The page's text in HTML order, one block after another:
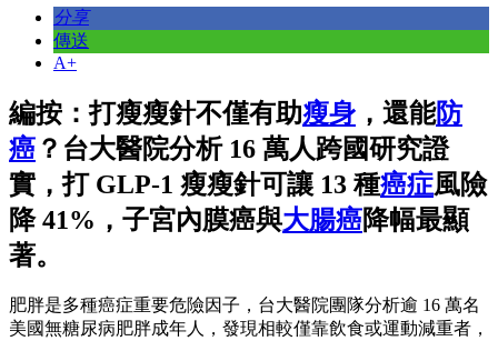
分享
傳送
A+
編按：打瘦瘦針不僅有助瘦身 ，還能防
癌 ？台大醫院分析 16 萬人跨國研究證
實，打 GLP-1 瘦瘦針可讓 13 種癌症風險
降 41%，子宮內膜癌與大腸癌降幅最顯
著。
肥胖是多種癌症重要危險因子，台大醫院團隊分析逾 16 萬名
美國無糖尿病肥胖成年人，發現相較僅靠飲食或運動減重者，